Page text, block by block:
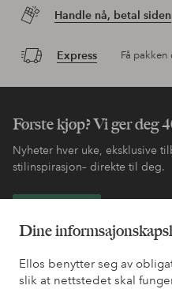
Dine
Ellos benytter seg av
slik at nettstedet skal
Handle nå, betal siden
Express Få
Første kjøp? Vi ger deg
Nyheter hver uke, eksklusive
stilinspirasjon– direkte til deg.